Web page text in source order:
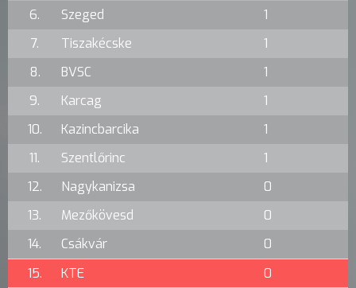
6.
Szeged
1
7.
Tiszakécske
1
8.
BVSC
1
9.
Karcag
1
10.
Kazincbarcika
1
11.
Szentlőrinc
1
12.
Nagykanizsa
0
13.
Mezőkövesd
0
14.
Csákvár
0
15.
KTE
0